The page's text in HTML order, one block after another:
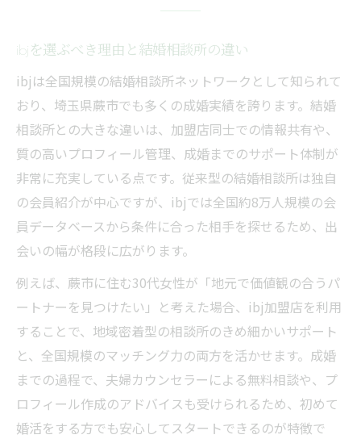
ibjを選ぶべき理由と結婚相談所の違い
ibjは全国規模の結婚相談所ネットワークとして知られて
おり、埼玉県蕨市でも多くの成婚実績を誇ります。結婚
相談所との大きな違いは、加盟店同士での情報共有や、
質の高いプロフィール管理、成婚までのサポート体制が
非常に充実している点です。従来型の結婚相談所は独自
の会員紹介が中心ですが、ibjでは全国約8万人規模の会
員データベースから条件に合った相手を探せるため、出
会いの幅が格段に広がります。
例えば、蕨市に住む30代女性が「地元で価値観の合うパ
ートナーを見つけたい」と考えた場合、ibj加盟店を利用
することで、地域密着型の相談所のきめ細かいサポート
と、全国規模のマッチング力の両方を活かせます。成婚
までの過程で、夫婦カウンセラーによる無料相談や、プ
ロフィール作成のアドバイスも受けられるため、初めて
婚活をする方でも安心してスタートできるのが特徴で